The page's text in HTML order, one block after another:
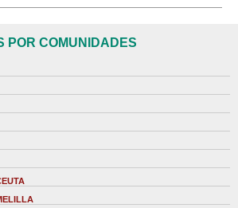
POR COMUNIDADES